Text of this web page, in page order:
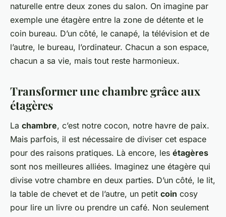
naturelle entre deux zones du salon. On imagine par
exemple une étagère entre la zone de détente et le
coin bureau. D’un côté, le canapé, la télévision et de
l’autre, le bureau, l’ordinateur. Chacun a son espace,
chacun a sa vie, mais tout reste harmonieux.
Transformer une chambre grâce aux
étagères
La chambre, c’est notre cocon, notre havre de paix.
Mais parfois, il est nécessaire de diviser cet espace
pour des raisons pratiques. Là encore, les étagères
sont nos meilleures alliées. Imaginez une étagère qui
divise votre chambre en deux parties. D’un côté, le lit,
la table de chevet et de l’autre, un petit coin cosy
pour lire un livre ou prendre un café. Non seulement